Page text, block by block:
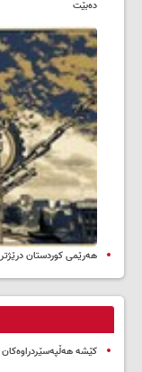
ده‌بێت
هەرێمی کوردستان
کێشە